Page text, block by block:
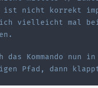
ist nicht korrekt
ich vielleicht mal
das Kommando nun in
Pfad, dann